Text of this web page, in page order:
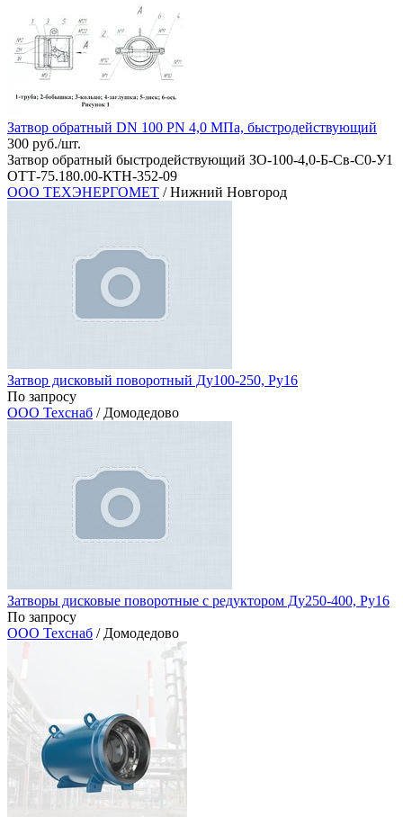
Затвор обратный DN 100 PN 4,0 МПа, быстродействующий
300 руб./шт.
Затвор обратный быстродействующий ЗО-100-4,0-Б-Св-С0-У1
ОТТ-75.180.00-КТН-352-09
ООО ТЕХЭНЕРГОМЕТ / Нижний Новгород
Затвор дисковый поворотный Ду100-250, Ру16
По запросу
ООО Техснаб / Домодедово
Затворы дисковые поворотные с редуктором Ду250-400, Ру16
По запросу
ООО Техснаб / Домодедово